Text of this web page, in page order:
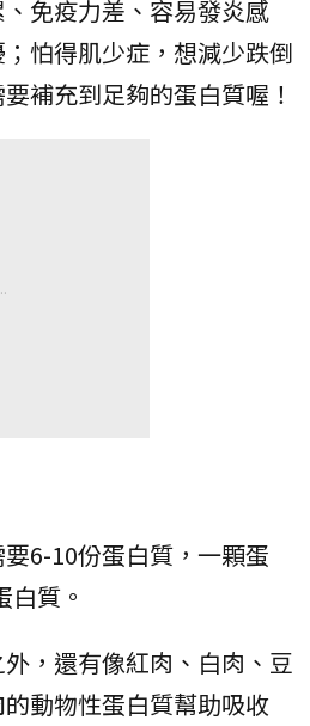
免疫力差、容易發炎感
怕得肌少症，想減少跌倒
補充到足夠的蛋白質喔！
6-10份蛋白質，一顆蛋
質。
，還有像紅肉、白肉、豆
的動物性蛋白質幫助吸收